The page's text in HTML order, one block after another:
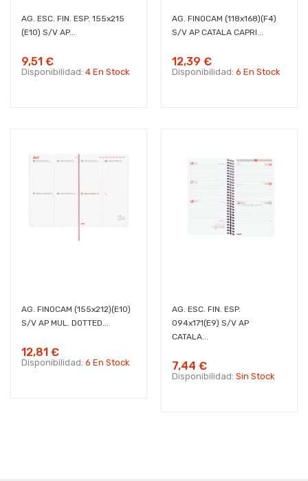
AG. ESC. FIN. ESP. 155x215
(E10) S/V AP...
9,51 €
Disponibilidad: 4 En Stock
AG. FINOCAM (118x168)(F4)
S/V AP CATALA CAPRI...
12,39 €
Disponibilidad: 6 En Stock
AG. FINOCAM (155x212)(E10)
S/V AP MUL. DOTTED...
12,81 €
Disponibilidad: 6 En Stock
AG. ESC. FIN. ESP.
094x171(E9) S/V AP
CATALA...
7,44 €
Disponibilidad: Sin Stock